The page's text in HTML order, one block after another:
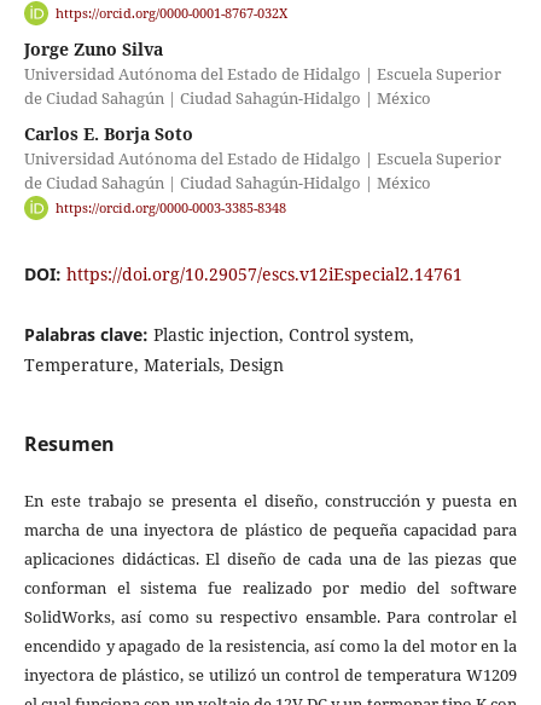
https://orcid.org/0000-0001-8767-032X
Jorge Zuno Silva
Universidad Autónoma del Estado de Hidalgo | Escuela Superior
de Ciudad Sahagún | Ciudad Sahagún-Hidalgo | México
Carlos E. Borja Soto
Universidad Autónoma del Estado de Hidalgo | Escuela Superior
de Ciudad Sahagún | Ciudad Sahagún-Hidalgo | México
https://orcid.org/0000-0003-3385-8348
DOI: https://doi.org/10.29057/escs.v12iEspecial2.14761
Palabras clave: Plastic injection, Control system,
Temperature, Materials, Design
Resumen
En este trabajo se presenta el diseño, construcción y puesta en
marcha de una inyectora de plástico de pequeña capacidad para
aplicaciones didácticas. El diseño de cada una de las piezas que
conforman el sistema fue realizado por medio del software
SolidWorks, así como su respectivo ensamble. Para controlar el
encendido y apagado de la resistencia, así como la del motor en la
inyectora de plástico, se utilizó un control de temperatura W1209